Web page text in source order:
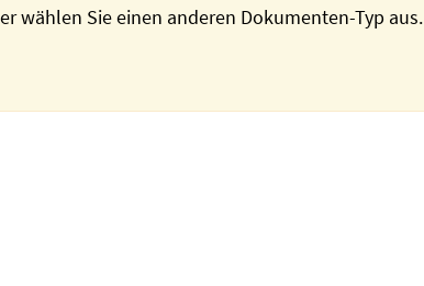
wählen Sie einen anderen Dokumenten-Typ aus.